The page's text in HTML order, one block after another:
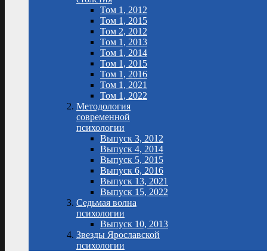
Том 1, 2012
Том 1, 2015
Том 2, 2012
Том 1, 2013
Том 1, 2014
Том 1, 2015
Том 1, 2016
Том 1, 2021
Том 1, 2022
Методология
современной
психологии
Выпуск 3, 2012
Выпуск 4, 2014
Выпуск 5, 2015
Выпуск 6, 2016
Выпуск 13, 2021
Выпуск 15, 2022
Седьмая волна
психологии
Выпуск 10, 2013
Звезды Ярославской
психологии